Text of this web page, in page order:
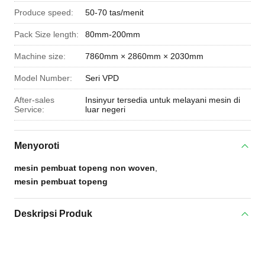
Produce speed: 50-70 tas/menit
Pack Size length: 80mm-200mm
Machine size: 7860mm × 2860mm × 2030mm
Model Number: Seri VPD
After-sales
Service:
Insinyur tersedia untuk melayani mesin di
luar negeri
Menyoroti
mesin pembuat topeng non woven
mesin pembuat topeng
Deskripsi Produk